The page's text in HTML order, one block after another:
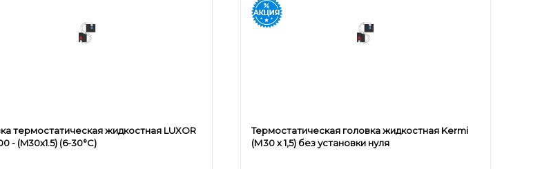
термостатическая жидкостная LUXOR
- (M30x1.5) (6-30°C)
Термостатическая головка жидкостная Kermi
(М30 х 1,5) без установки нуля